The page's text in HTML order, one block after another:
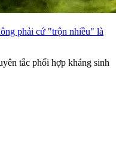
phải cứ "trộn nhiều" là
tắc phối hợp kháng sinh